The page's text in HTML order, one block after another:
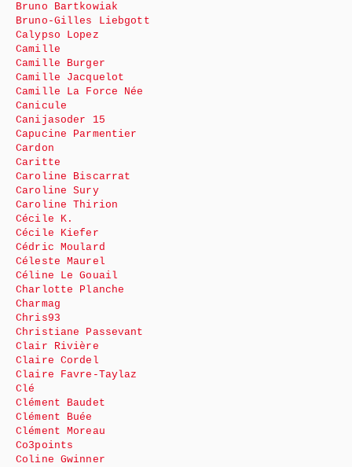
Bruno Bartkowiak
Bruno-Gilles Liebgott
Calypso Lopez
Camille
Camille Burger
Camille Jacquelot
Camille La Force Née
Canicule
Canijasoder 15
Capucine Parmentier
Cardon
Caritte
Caroline Biscarrat
Caroline Sury
Caroline Thirion
Cécile K.
Cécile Kiefer
Cédric Moulard
Céleste Maurel
Céline Le Gouail
Charlotte Planche
Charmag
Chris93
Christiane Passevant
Clair Rivière
Claire Cordel
Claire Favre-Taylaz
Clé
Clément Baudet
Clément Buée
Clément Moreau
Co3points
Coline Gwinner